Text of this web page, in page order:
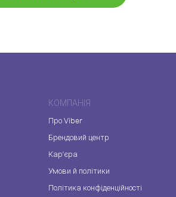
КОМПАНІЯ
Про Viber
Брендовий центр
Кар'єра
Умови й політики
Політика конфіденційності